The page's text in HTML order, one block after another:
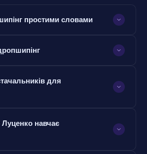
простими словами
для
навчає